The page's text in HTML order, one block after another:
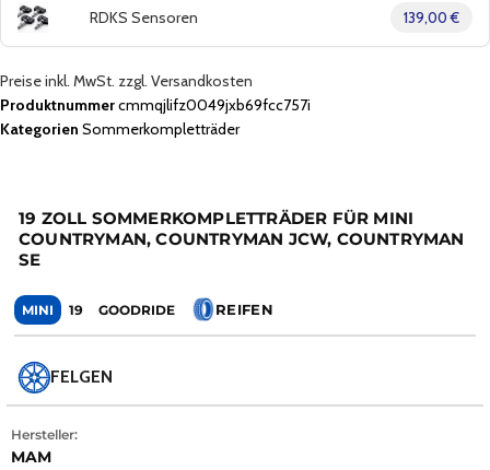
RDKS Sensoren 139,00 €
Preise inkl. MwSt. zzgl. Versandkosten
Produktnummercmmqjlifz0049jxb69fcc757i
Kategorien Sommerkompletträder
19 ZOLL SOMMERKOMPLETTRÄDER FÜR MINI
COUNTRYMAN, COUNTRYMAN JCW, COUNTRYMAN
SE
MINI 19 GOODRIDE REIFEN
FELGEN
Hersteller:
MAM